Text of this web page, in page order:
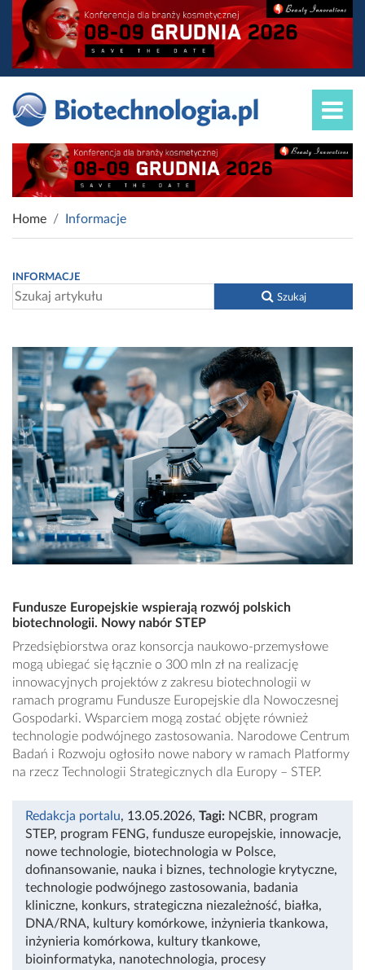
Home Informacje
INFORMACJE
Szukaj
Fundusze Europejskie wspierają rozwój polskich
biotechnologii. Nowy nabór STEP
Przedsiębiorstwa oraz konsorcja naukowo-przemysłowe
mogą ubiegać się łącznie o 300 mln zł na realizację
innowacyjnych projektów z zakresu biotechnologii w
ramach programu Fundusze Europejskie dla Nowoczesnej
Gospodarki. Wsparciem mogą zostać objęte również
technologie podwójnego zastosowania. Narodowe Centrum
Badań i Rozwoju ogłosiło nowe nabory w ramach Platformy
na rzecz Technologii Strategicznych dla Europy – STEP.
Redakcja portalu, 13.05.2026, Tagi: NCBR, program
STEP, program FENG, fundusze europejskie, innowacje,
nowe technologie, biotechnologia w Polsce,
dofinansowanie, nauka i biznes, technologie krytyczne,
technologie podwójnego zastosowania, badania
kliniczne, konkurs, strategiczna niezależność, białka,
DNA/RNA, kultury komórkowe, inżynieria tkankowa,
inżynieria komórkowa, kultury tkankowe,
bioinformatyka, nanotechnologia, procesy